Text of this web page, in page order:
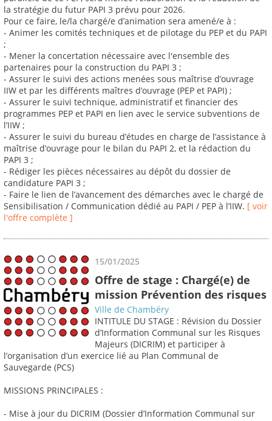
la stratégie du futur PAPI 3 prévu pour 2026.
Pour ce faire, le/la chargé/e d’animation sera amené/e à :
- Animer les comités techniques et de pilotage du PEP et du PAPI
;
- Mener la concertation nécessaire avec l'ensemble des
partenaires pour la construction du PAPI 3 ;
- Assurer le suivi des actions menées sous maîtrise d’ouvrage
IIW et par les différents maîtres d’ouvrage (PEP et PAPI) ;
- Assurer le suivi technique, administratif et financier des
programmes PEP et PAPI en lien avec le service subventions de
l’IIW ;
- Assurer le suivi du bureau d’études en charge de l’assistance à
maîtrise d’ouvrage pour le bilan du PAPI 2, et la rédaction du
PAPI 3 ;
- Rédiger les pièces nécessaires au dépôt du dossier de
candidature PAPI 3 ;
- Faire le lien de l’avancement des démarches avec le chargé de
Sensibilisation / Communication dédié au PAPI / PEP à l’IIW. [ voir
l'offre complète ]
15/01/2025
Offre de stage : Chargé(e) de
mission Prévention des risques
Ville de Chambéry
INTITULE DU STAGE : Révision du Dossier
d’Information Communal sur les Risques
Majeurs (DICRIM) et participer à
l’organisation d’un exercice lié au Plan Communal de
Sauvegarde (PCS)
MISSIONS PRINCIPALES :
- Mise à jour du DICRIM (Dossier d’Information Communal sur